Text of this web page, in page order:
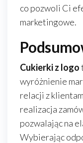
co pozwoli Ci
marketingowe.
Cukierki z logo
wyróżnienie
relacji z
realizacja
pozwalając na
Wybierając